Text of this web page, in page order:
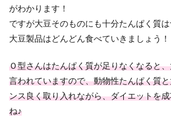
がわかります！
ですが大豆そのものにも十分たんぱく質は
大豆製品はどんどん食べていきましょう！
Ｏ型さんはたんぱく質が足りなくなると
言われていますので、動物性たんぱく質
ンス良く取り入れながら、ダイエットを
ね♪